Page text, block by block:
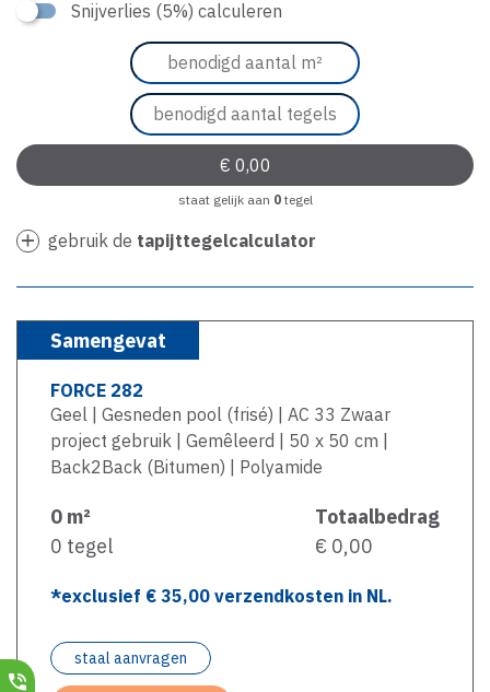
Snijverlies (5%) calculeren
staat gelijk aan 0tegel
gebruik de tapijttegelcalculator
Samengevat
FORCE 282
Geel | Gesneden pool (frisé) | AC 33 Zwaar
project gebruik | Gemêleerd | 50 x 50 cm |
Back2Back (Bitumen) | Polyamide
0 m²
0 tegel
Totaalbedrag
€ 0,00
*exclusief € 35,00 verzendkosten in NL.
staal aanvragen